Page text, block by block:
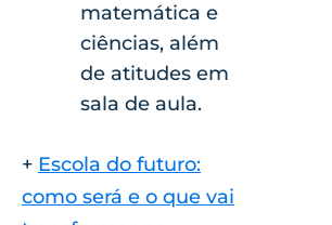
matemática e
ciências, além
de atitudes em
sala de aula.
+ Escola do futuro:
como será e o que vai